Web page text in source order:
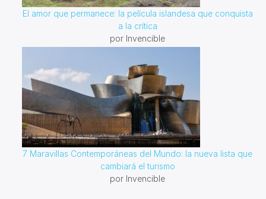
El amor que permanece: la película islandesa que conquista
a la crítica
por Invencible
7 Maravillas Contemporáneas del Mundo: la nueva lista que
cambiará el turismo
por Invencible